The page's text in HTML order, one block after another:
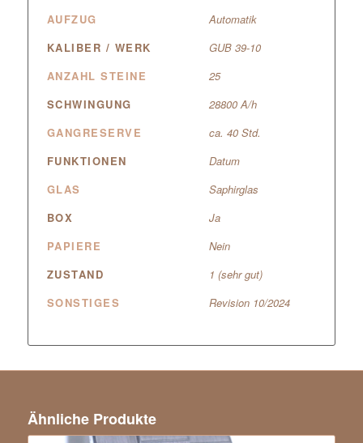
AUFZUG
Automatik
KALIBER / WERK
GUB 39-10
ANZAHL STEINE
25
SCHWINGUNG
28800 A/h
GANGRESERVE
ca. 40 Std.
FUNKTIONEN
Datum
GLAS
Saphirglas
BOX
Ja
PAPIERE
Nein
ZUSTAND
1 (sehr gut)
SONSTIGES
Revision 10/2024
Ähnliche Produkte